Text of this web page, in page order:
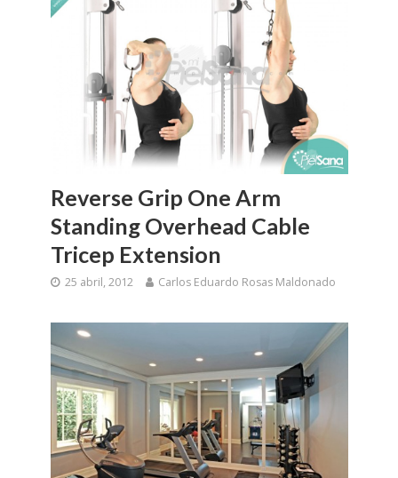
Reverse Grip One Arm
Standing Overhead Cable
Tricep Extension
25 abril, 2012 Carlos Eduardo Rosas Maldonado